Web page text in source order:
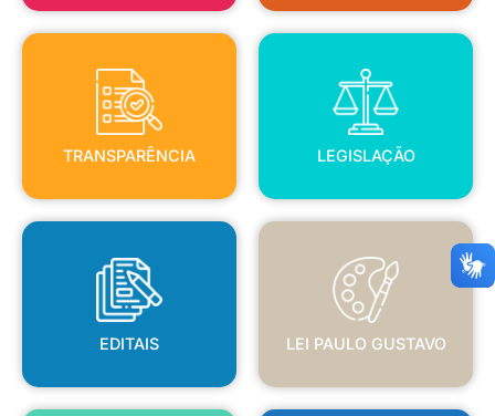
TRANSPARÊNCIA
TRANSPARÊNCIA
LEGISLAÇÃO
LEGISLAÇÃO
EDITAIS
EDITAIS
LEI PAULO GUSTAVO
LEI PAULO GUSTAVO